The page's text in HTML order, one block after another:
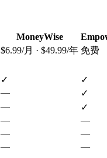
MoneyWise
$6.99/月 · $49.99/年 免费
✓
✓
—
✓
—
✓
—
—
—
—
—
—